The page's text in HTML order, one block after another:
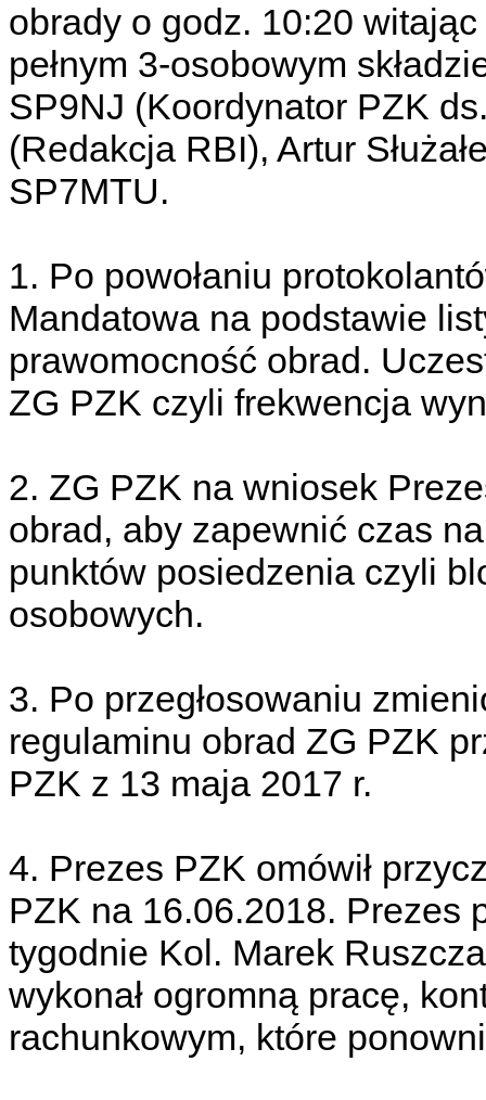
obrady o godz. 10:20
pełnym 3-osobowym
SP9NJ (Koordynator PZK
(Redakcja RBI), Artur
SP7MTU.
1. Po powołaniu
Mandatowa na podstawie
prawomocność obrad.
ZG PZK czyli frekwencja
2. ZG PZK na wniosek
obrad, aby zapewnić czas
punktów posiedzenia czyli
osobowych.
3. Po przegłosowaniu
regulaminu obrad ZG PZK
PZK z 13 maja 2017 r.
4. Prezes PZK omówił
PZK na 16.06.2018. Prezes
tygodnie Kol. Marek
wykonał ogromną pracę,
rachunkowym, które